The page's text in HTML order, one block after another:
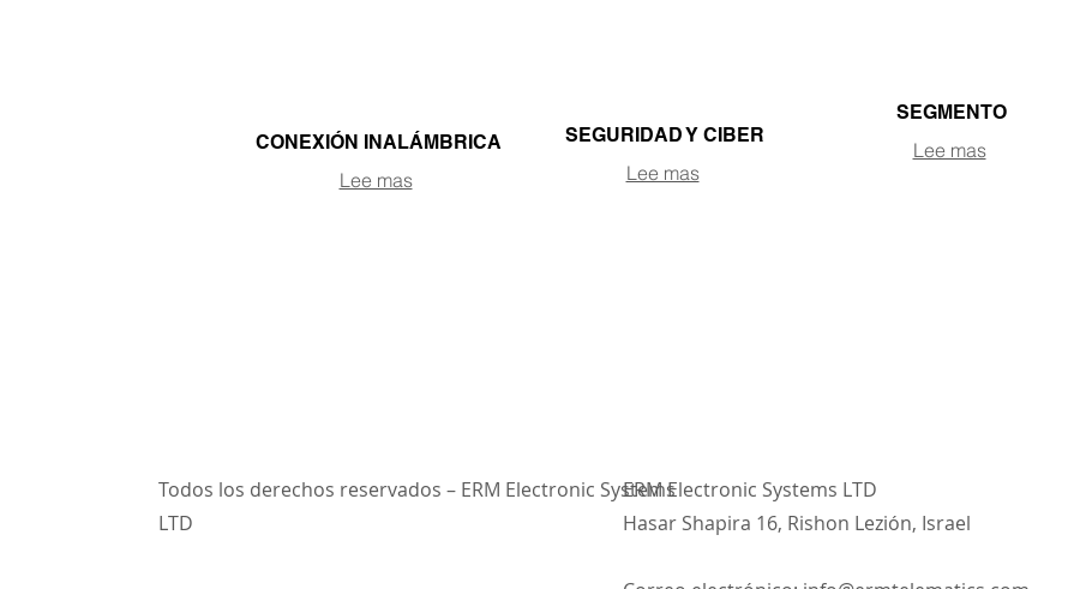
CONEXIÓN INALÁMBRICA
Lee mas
SEGURIDAD Y CIBER
Lee mas
SEGMENTO
Lee mas
Todos los derechos reservados – ERM Electronic Systems
LTD
ERM Electronic Systems LTD
Hasar Shapira 16, Rishon Lezión, Israel